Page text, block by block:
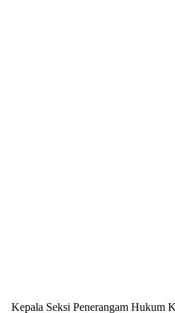
Kepala Seksi Penerangam Hukum